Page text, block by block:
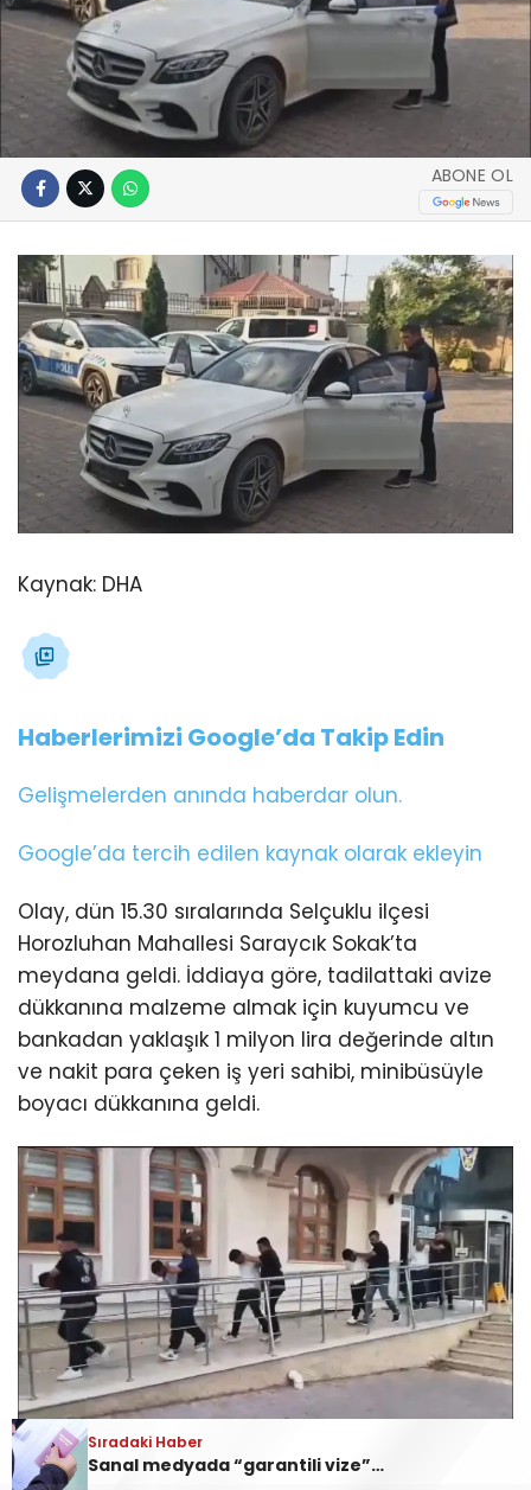
ABONE OL
Kaynak: DHA
Haberlerimizi Google’da Takip Edin
Gelişmelerden anında haberdar olun.
Google’da tercih edilen kaynak olarak ekleyin
Olay, dün 15.30 sıralarında Selçuklu ilçesi
Horozluhan Mahallesi Saraycık Sokak’ta
meydana geldi. İddiaya göre, tadilattaki avize
dükkanına malzeme almak için kuyumcu ve
bankadan yaklaşık 1 milyon lira değerinde altın
ve nakit para çeken iş yeri sahibi, minibüsüyle
boyacı dükkanına geldi.
Avizeci araçtan inerken; o sırada lüks otomobille
Sıradaki Haber
Sanal medyada “garantili vize” tuzağı